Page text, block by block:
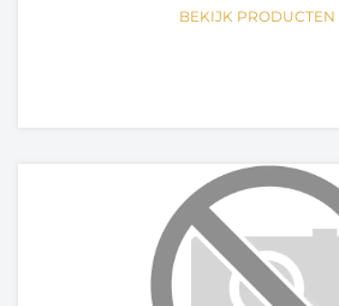
BEKIJK PRODUCTEN